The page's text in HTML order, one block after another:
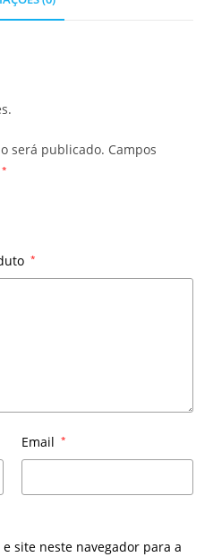
será publicado. Campos
*
*
Email *
site neste navegador para a